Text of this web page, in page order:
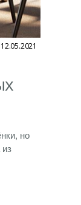
12.05.2021
но